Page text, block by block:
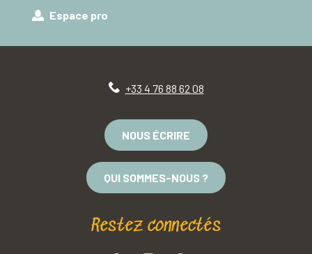
Espace pro
+33 4 76 88 62 08
NOUS ÉCRIRE
QUI SOMMES-NOUS ?
Restez connectés